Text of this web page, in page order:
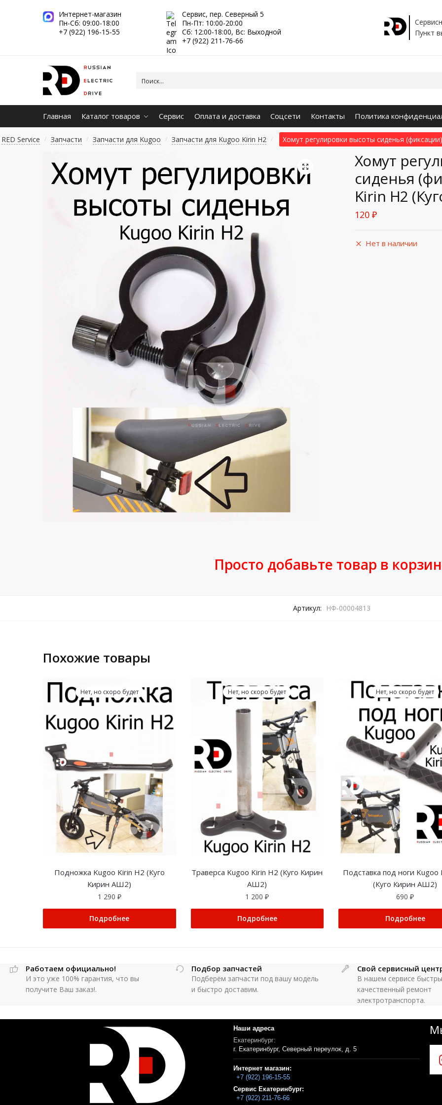
Интернет-магазин
Пн-Сб: 09:00-18:00
+7 (922) 196-15-55
Сервис, пер. Северный 5
Пн-Пт: 10:00-20:00
Сб: 12:00-18:00, Вс: Выходной
+7 (922) 211-76-66
Пункт
Главная Каталог товаров Сервис Оплата и доставка Соцсети Контакты Политика
RED Service / Запчасти / Запчасти для Kugoo / Запчасти для Kugoo Kirin H2 / Хомут регулировки высоты сиденья
🔍
Хомут
сиденья
Kirin H2
120 ₽
Нет в наличии
Просто добавьте товар в
Артикул: НФ-00004813
Похожие товары
Нет, но скоро будет
Подножка Kugoo Kirin H2 (Куго
Кирин АШ2)
1 290 ₽
Подробнее
Нет, но скоро будет
Траверса Kugoo Kirin H2 (Куго Кирин
АШ2)
1 200₽
Подробнее
Нет, но скоро будет
Подставка под ноги Kugoo
(Куго Кирин АШ2)
690₽
Подробнее
Работаем официально!
И это уже 100% гарантия, что вы
получите Ваш заказ!.
Подбор запчастей
Подберём запчасти под вашу модель
и быстро доставим.
Свой сервисный
В нашем сервисе
качественный ремонт
электротранспорта.
Наши адреса
Екатеринбург:
г. Екатеринбург, Северный переулок, д. 5
Интернет магазин:
+7 (922) 196-15-55
Сервис Екатеринбург:
+7 (922) 211-76-66